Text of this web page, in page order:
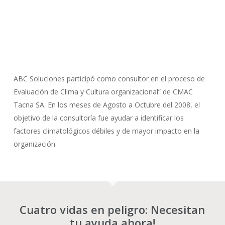
ABC Soluciones participó como consultor en el proceso de
Evaluación de Clima y Cultura organizacional” de CMAC
Tacna SA. En los meses de Agosto a Octubre del 2008, el
objetivo de la consultoría fue ayudar a identificar los
factores climatológicos débiles y de mayor impacto en la
organización.
Cuatro vidas en peligro: Necesitan